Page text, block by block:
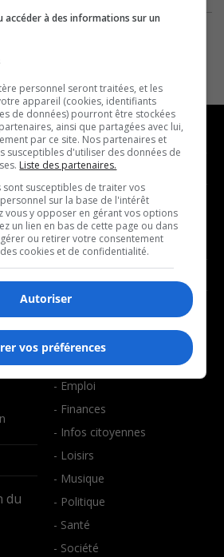
du
MUSIQUE
- Décompte franco
- Joué récemment
BALADOS
- Affaires
- Art de vivre
- Bien-être
- Emploi
- Finances
- Infos citoyennes
- Loisirs
- Musique
- Politique
- Santé
- Société
accéder à des informations sur un
personnel seront traitées, et les
appareil (cookies, identifiants
de données) pourront être stockées
ainsi que partagées avec lui,
par ce site. Nos partenaires et
susceptibles d'utiliser des données de
Liste des partenaires.
sont susceptibles de traiter vos
sur la base de l'intérêt
vous y opposer en gérant vos options
un lien en bas de cette page ou dans
ou retirer votre consentement
cookies et de confidentialité.
Autoriser
vos préférences